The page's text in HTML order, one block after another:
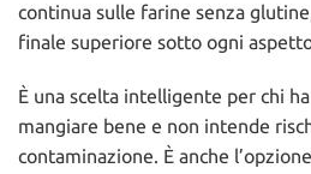
continua sulle farine senza
finale superiore sotto ogni
È una scelta intelligente per chi
mangiare bene e non intende
contaminazione. È anche